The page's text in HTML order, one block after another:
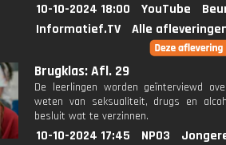
10-10-2024 18:00 YouTube
Informatief.TV
Alle
Brugklas: Afl. 29
De leerlingen worden geïnterviewd
weten van seksualiteit, drugs en
besluit wat te verzinnen.
10-10-2024 17:45 NPO3